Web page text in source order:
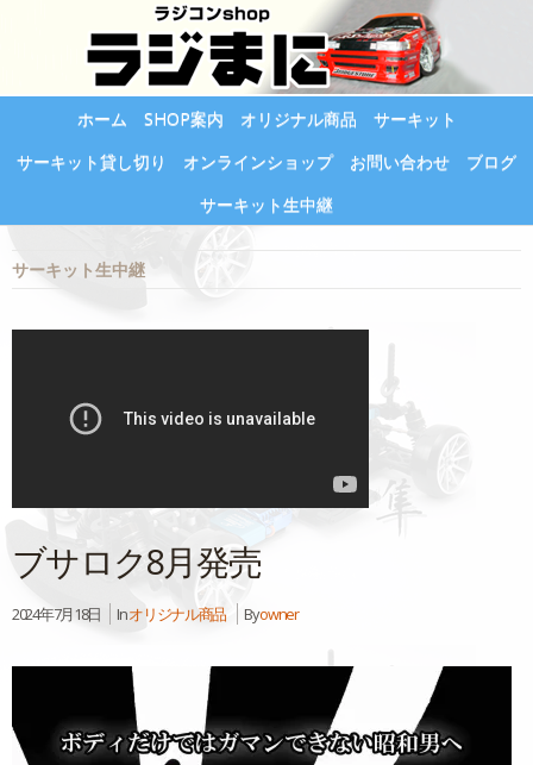
ホーム SHOP案内 オリジナル商品
サーキット
サーキット貸し切り
オンラインショップ お問い合わせ
ブログ
サーキット生中継
サーキット生中継
ブサロク8月発売
2024年7月18日 Inオリジナル商品 Byowner